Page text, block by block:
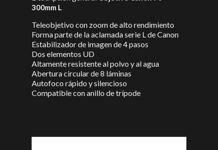
300mm L
Teleobjetivo con zoom de alto rendimiento
Forma parte de la aclamada serie L de Canon
Estabilizador de imagen de 4 pasos
Dos elementos UD
Altamente resistente al polvo y al agua
Abertura circular de 8 láminas
Autofoco rápido y silencioso
Compatible con anillo de trípode